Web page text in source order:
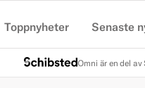
Toppnyheter Senaste
Omni är en del